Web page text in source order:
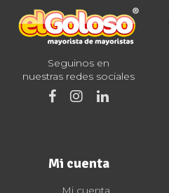
Seguinos en
nuestras redes sociales
Mi cuenta
Mi cuenta